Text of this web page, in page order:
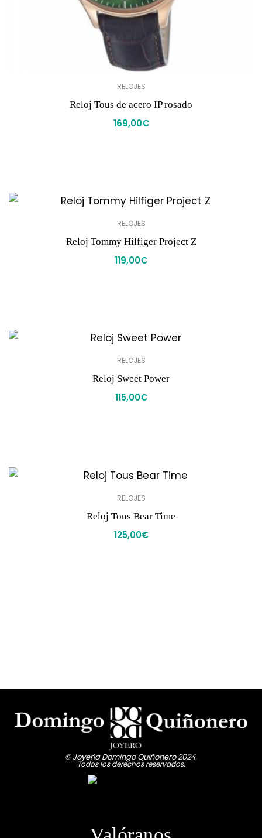
RELOJES
Reloj Tous de acero IP rosado
169,00€
RELOJES
Reloj Tommy Hilfiger Project Z
119,00€
RELOJES
Reloj Sweet Power
115,00€
RELOJES
Reloj Tous Bear Time
125,00€
© Joyería Domingo Quiñonero 2024.
Todos los derechos reservados.